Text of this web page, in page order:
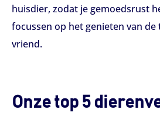
huisdier, zodat je gemoedsrust
focussen op het genieten van
vriend.
Onze top 5